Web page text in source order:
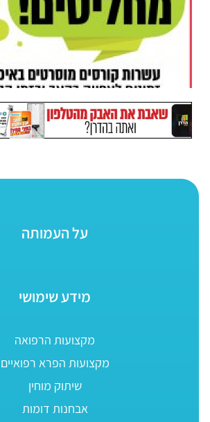
על העמותה
מידע שימושי
מקצועות הרפואה
מקצועות הפרא רפואיים
שיתוק מוחין
אבחנות דומות